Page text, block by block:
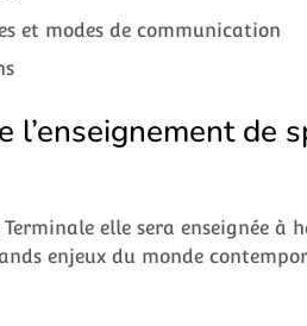
et modes de communication
l’enseignement de
elle sera enseignée à
enjeux du monde